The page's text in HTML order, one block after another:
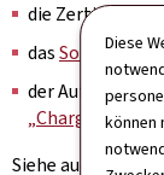
Diese
können
die
das
der Aufbau einer
„Chargy/
Siehe auch